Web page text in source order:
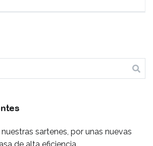
sartenes, por unas nuevas